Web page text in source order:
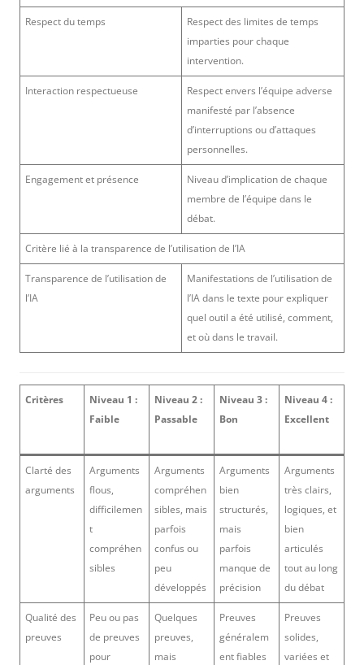
Respect du temps
Respect des limites de temps
imparties pour chaque
intervention.
Interaction respectueuse
Respect envers l’équipe adverse
manifesté par l’absence
d’interruptions ou d’attaques
personnelles.
Engagement et présence
Niveau d’implication de chaque
membre de l’équipe dans le
débat.
Critère lié à la transparence de l’utilisation de l’IA
Transparence de l’utilisation de
l’IA
Manifestations de l’utilisation de
l’IA dans le texte pour expliquer
quel outil a été utilisé, comment,
et où dans le travail.
Critères
Niveau 1 :
Faible
Niveau 2 :
Passable
Niveau 3 :
Bon
Niveau 4 :
Excellent
Clarté des
arguments
Arguments
flous,
difficilemen
t
compréhen
sibles
Arguments
compréhen
sibles, mais
parfois
confus ou
peu
développés
Arguments
bien
structurés,
mais
parfois
manque de
précision
Arguments
très clairs,
logiques, et
bien
articulés
tout au long
du débat
Qualité des
preuves
Peu ou pas
de preuves
pour
Quelques
preuves,
mais
Preuves
généralem
ent fiables
Preuves
solides,
variées et